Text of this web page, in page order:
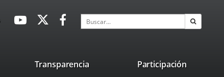
Enlace
externa.
Enlace
aplicación
externa.
Enlace
aplicación
externa.
Buscar
Transparencia Participación